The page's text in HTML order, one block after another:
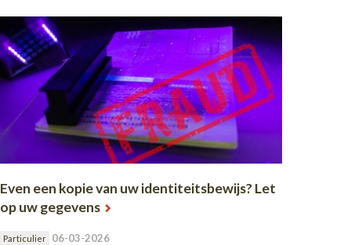
Even een kopie van uw identiteitsbewijs? Let
op uw gegevens
Particulier 06-03-2026